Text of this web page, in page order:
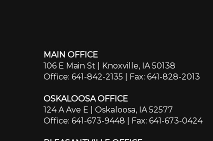
MAIN OFFICE
106 E Main St | Knoxville, IA 50138
Office: 641-842-2135 | Fax: 641-828-2013
OSKALOOSA OFFICE
124 A Ave E | Oskaloosa, IA 52577
Office: 641-673-9448 | Fax: 641-673-0424